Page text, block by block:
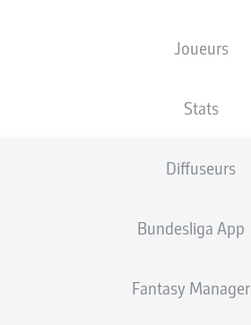
Joueurs
Stats
Diffuseurs
Bundesliga App
Fantasy Manager